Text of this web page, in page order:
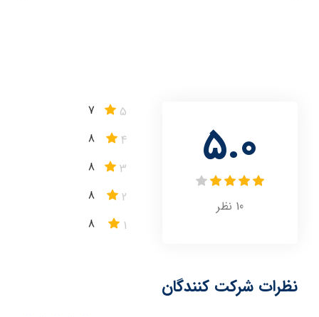
5.0
10 نظر
5
7
4
8
3
8
2
8
1
8
نظرات شرکت کنندگان